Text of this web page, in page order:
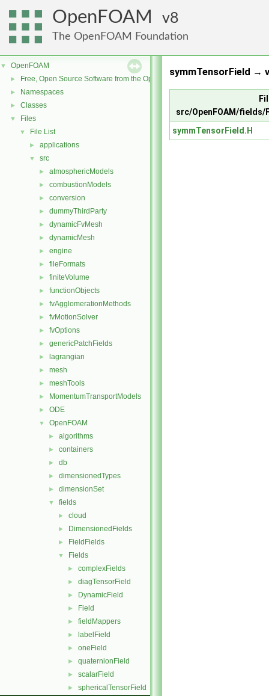
OpenFOAM 8
The OpenFOAM Foundation
▼ OpenFOAM
► Free, Open Source Software from the OpenFOAM Foundation
► Namespaces
► Classes
▼ Files
▼ File List
► applications
▼ src
► atmosphericModels
► combustionModels
► conversion
► dummyThirdParty
► dynamicFvMesh
► dynamicMesh
► engine
► fileFormats
► finiteVolume
► functionObjects
► fvAgglomerationMethods
► fvMotionSolver
► fvOptions
► genericPatchFields
► lagrangian
► mesh
► meshTools
► MomentumTransportModels
► ODE
▼ OpenFOAM
► algorithms
► containers
► db
► dimensionedTypes
► dimensionSet
▼ fields
► cloud
► DimensionedFields
► FieldFields
▼ Fields
► complexFields
► diagTensorField
► DynamicField
► Field
► fieldMappers
► labelField
► oneField
► quaternionField
► scalarField
► sphericalTensorField
symmTensorField →
src/OpenFOAM/
symmTensorField.H